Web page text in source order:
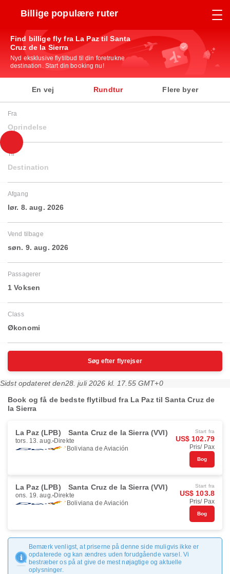
Billige populære ruter
Find billige fly fra La Paz til Santa
Cruz de la Sierra
Nyd eksklusive flytilbud til din foretrukne
destination. Start din booking nu!
En vej Rundtur Flere byer
Fra
Oprindelse
Til
Destination
Afgang
lør. 8. aug. 2026
Vend tilbage
søn. 9. aug. 2026
Passagerer
1 Voksen
Class
Økonomi
Søg efter flyrejser
Sidst opdateret den28. juli 2026 kl. 17.55 GMT+0
Book og få de bedste flytilbud fra La Paz til Santa Cruz de
la Sierra
La Paz (LPB) Santa Cruz de la Sierra (VVI)
tors. 13. aug. Direkte
Boliviana de Aviación
Start fra
US$ 102.79
Pris/ Pax
Bog
La Paz (LPB) Santa Cruz de la Sierra (VVI)
ons. 19. aug. Direkte
Boliviana de Aviación
Start fra
US$ 103.8
Pris/ Pax
Bog
Bemærk venligst, at priserne på denne side muligvis ikke er
opdaterede og kan ændres uden forudgående varsel. Vi
bestræber os på at give de mest nøjagtige og aktuelle
oplysninger.